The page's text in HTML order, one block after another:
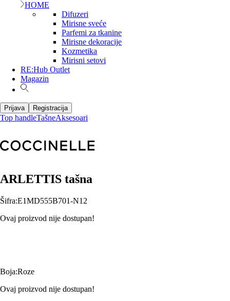
HOME
Difuzeri
Mirisne sveće
Parfemi za tkanine
Mirisne dekoracije
Kozmetika
Mirisni setovi
RE:Hub Outlet
Magazin
Prijava Registracija
Top handleTašneAksesoari
ARLETTIS tašna
Šifra:E1MD555B701-N12
Ovaj proizvod nije dostupan!
Boja:Roze
Ovaj proizvod nije dostupan!